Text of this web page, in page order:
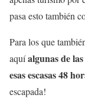
pasa esto también
Para los que
aquíalgunas de
esas escasas 48
escapada!